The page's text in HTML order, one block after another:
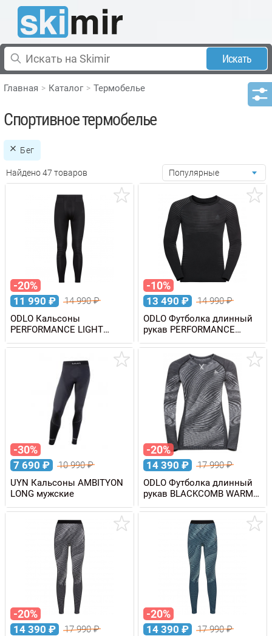
Искать
Главная Каталог Термобелье
Спортивное термобелье
Бег
Найдено 47 товаров Популярные
-20%
11 990 ₽ 14 990₽
ODLO Кальсоны
PERFORMANCE LIGHT
мужские
-10%
13 490 ₽ 14 990₽
ODLO Футболка длинный
рукав PERFORMANCE
LIGHT мужская
-30%
7 690 ₽ 10 990₽
UYN Кальсоны AMBITYON
LONG мужские
-20%
14 390 ₽ 17 990₽
ODLO Футболка длинный
рукав BLACKCOMB WARM
Eco женская
-20%
14 390 ₽ 17 990₽
-20%
14 390 ₽ 17 990₽